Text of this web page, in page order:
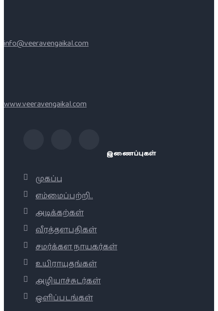
info@veeravengaikal.com
www.veeravengaikal.com
இணைப்புகள்
முகப்பு
எம்மைப்பற்றி..
அடிக்கற்கள்
வீரத்தளபதிகள்
சமர்க்கள நாயகர்கள்
உயிராயுதங்கள்
அழியாச்சுடர்கள்
ஒளிப்படங்கள்